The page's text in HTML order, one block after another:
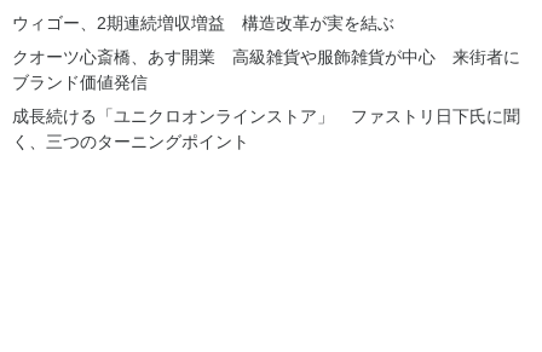
ウィゴー、2期連続増収増益 構造改革が実を結ぶ
クオーツ心斎橋、あす開業 高級雑貨や服飾雑貨が中心 来街者に
ブランド価値発信
成長続ける「ユニクロオンラインストア」 ファストリ日下氏に聞
く、三つのターニングポイント